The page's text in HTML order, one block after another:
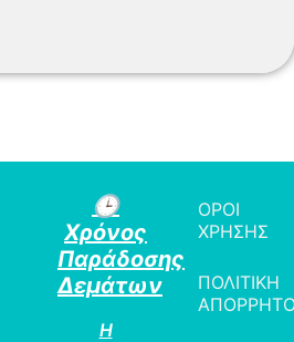
🕒
Χρόνος
Παράδοσης
Δεμάτων
Η
ΟΡΟΙ
ΧΡΗΣΗΣ
ΠΟΛΙΤΙΚΗ